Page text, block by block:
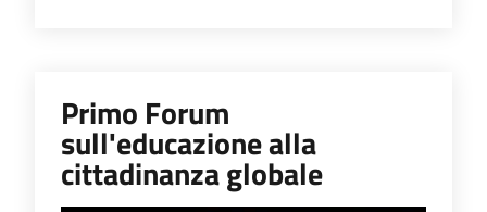
Primo Forum
sull'educazione alla
cittadinanza globale